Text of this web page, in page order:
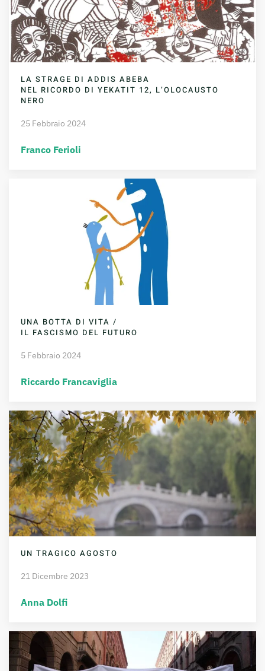
LA STRAGE DI ADDIS ABEBA
NEL RICORDO DI YEKATIT 12, L’OLOCAUSTO
NERO
25 Febbraio 2024
Franco Ferioli
UNA BOTTA DI VITA /
IL FASCISMO DEL FUTURO
5 Febbraio 2024
Riccardo Francaviglia
UN TRAGICO AGOSTO
21 Dicembre 2023
Anna Dolfi